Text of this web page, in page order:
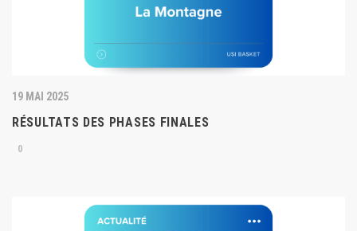
19 MAI 2025
RÉSULTATS DES PHASES FINALES
0